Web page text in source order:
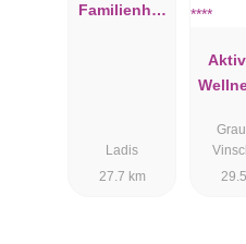
Familienhot
Ladis
27.7 km